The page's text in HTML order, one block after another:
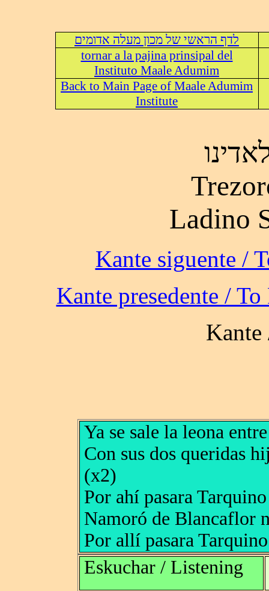
לדף הראשי של מכון מעלה אדומים
tornar a la pajina prinsipal del
Instituto Maale Adumim
Back to Main Page of Maale Adumim
Institute
Ladino
Ya se sale la leona
Con sus dos queridas
(x2)
Por ahí pasara
Namoró de Blancaflor
Por allí pasara
Eskuchar / Listening